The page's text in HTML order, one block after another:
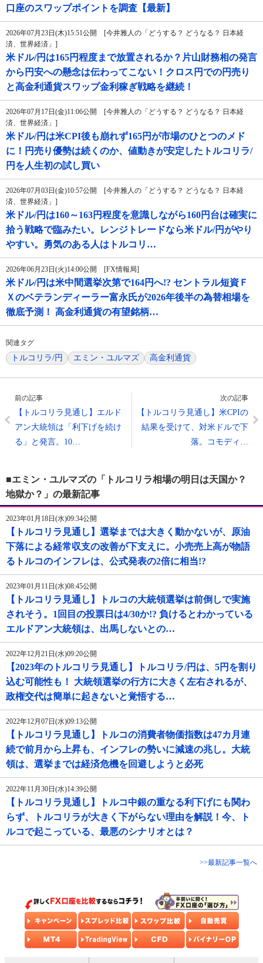
口座のスワップポイントを調査【最新】
2026年07月23日(木)15:51公開 [今井雅人の「どうする？ どうなる？ 日本経
済、世界経済」]
米ドル/円は165円程度まで放置されるか？片山財務相の発言
から円安への懸念は伝わってこない！クロス円での円売り
と高金利通貨スワップ金利稼ぎ戦略を継続！
2026年07月17日(金)11:06公開 [今井雅人の「どうする？ どうなる？ 日本経
済、世界経済」]
米ドル/円は米CPI後も崩れず165円が市場のひとつのメド
に！円売り優勢は続くのか、値動きが安定したトルコリラ/
円を人生初の試し買い
2026年07月03日(金)10:57公開 [今井雅人の「どうする？ どうなる？ 日本経
済、世界経済」]
米ドル/円は160～163円程度を意識しながら160円台は確実に
拾う戦略で臨みたい。レンジトレードなら米ドル/円がやり
やすい。勇気のある人はトルコリ…
2026年06月23日(火)14:00公開 [FX情報局]
米ドル/円は米中間選挙次第で164円へ!? セントラル短資Ｆ
Ｘのベテランディーラー富永氏が2026年後半の為替相場を
徹底予測！ 高金利通貨の有望銘柄…
関連タグ
トルコリラ/円 エミン・ユルマズ 高金利通貨
前の記事
【トルコリラ見通し】エルド
アン大統領は「利下げを続け
る」と発言。10…
次の記事
【トルコリラ見通し】米CPIの
結果を受けて、対米ドルで下
落。コモディ…
■エミン・ユルマズの「トルコリラ相場の明日は天国か？
地獄か？」の最新記事
2023年01月18日(水)09:34公開
【トルコリラ見通し】選挙までは大きく動かないが、原油
下落による経常収支の改善が下支えに。小売売上高が物語
るトルコのインフレは、公式発表の2倍に相当!?
2023年01月11日(水)08:45公開
【トルコリラ見通し】トルコの大統領選挙は前倒しで実施
されそう。1回目の投票日は4/30か!? 負けるとわかっている
エルドアン大統領は、出馬しないとの…
2022年12月21日(水)09:20公開
【2023年のトルコリラ見通し】トルコリラ/円は、5円を割り
込む可能性も！ 大統領選挙の行方に大きく左右されるが、
政権交代は簡単に起きないと覚悟する…
2022年12月07日(水)09:13公開
【トルコリラ見通し】トルコの消費者物価指数は47カ月連
続で前月から上昇も、インフレの勢いに減速の兆し。大統
領は、選挙までは経済危機を回避しようと必死
2022年11月30日(水)14:39公開
【トルコリラ見通し】トルコ中銀の重なる利下げにも関わ
らず、トルコリラが大きく下がらない理由を解説！今、ト
ルコで起こっている、最悪のシナリオとは？
>>最新記事一覧へ